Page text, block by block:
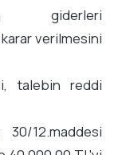
giderleri
verilmesini
talebin reddi
30/12.maddesi